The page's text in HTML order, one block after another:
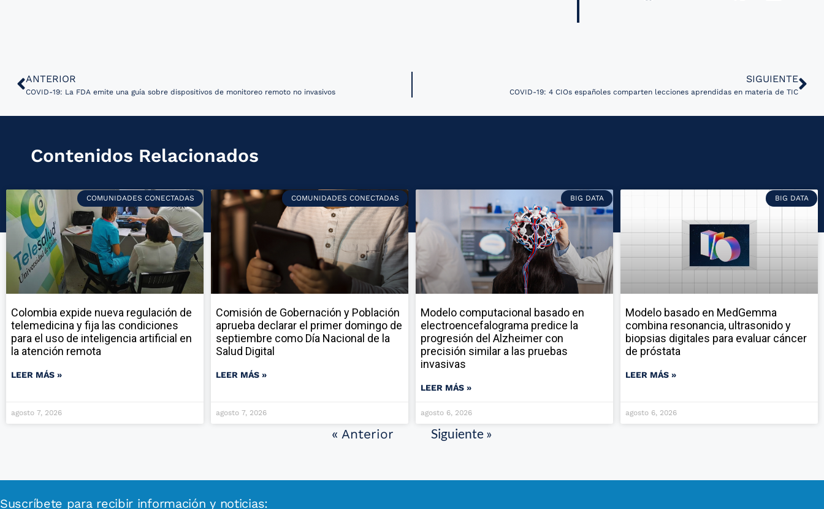
ANTERIOR
COVID-19: La FDA emite una guía sobre dispositivos de monitoreo remoto no invasivos
SIGUIENTE
COVID-19: 4 CIOs españoles comparten lecciones aprendidas en materia de TIC
Contenidos Relacionados
COMUNIDADES CONECTADAS
Colombia expide nueva regulación de
telemedicina y fija las condiciones
para el uso de inteligencia artificial en
la atención remota
LEER MÁS »
agosto 7, 2026
COMUNIDADES CONECTADAS
Comisión de Gobernación y Población
aprueba declarar el primer domingo de
septiembre como Día Nacional de la
Salud Digital
LEER MÁS »
agosto 7, 2026
BIG DATA
Modelo computacional basado en
electroencefalograma predice la
progresión del Alzheimer con
precisión similar a las pruebas
invasivas
LEER MÁS »
agosto 6, 2026
BIG DATA
Modelo basado en MedGemma
combina resonancia, ultrasonido y
biopsias digitales para evaluar cáncer
de próstata
LEER MÁS »
agosto 6, 2026
« Anterior Siguiente »
Suscríbete para recibir información y noticias: